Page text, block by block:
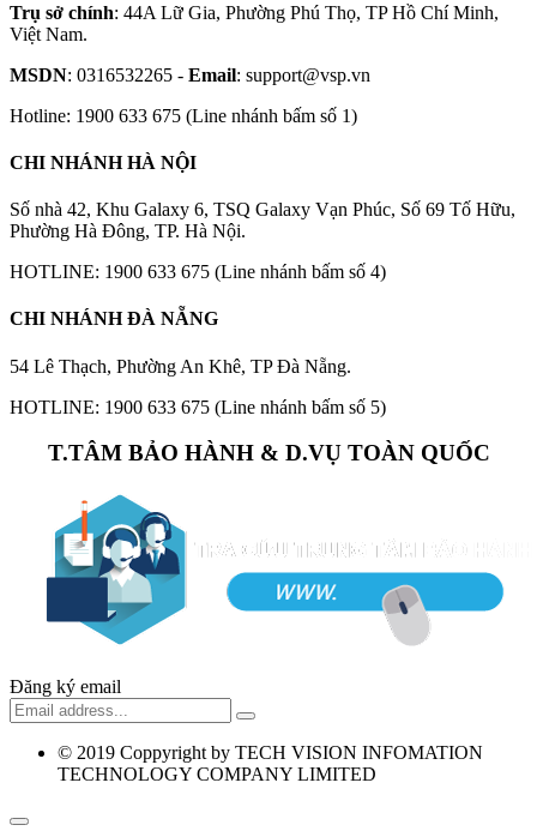
Trụ sở chính: 44A Lữ Gia, Phường Phú Thọ, TP Hồ Chí Minh,
Việt Nam.
MSDN: 0316532265 - Email: support@vsp.vn
Hotline: 1900 633 675 (Line nhánh bấm số 1)
CHI NHÁNH HÀ NỘI
Số nhà 42, Khu Galaxy 6, TSQ Galaxy Vạn Phúc, Số 69 Tố Hữu,
Phường Hà Đông, TP. Hà Nội.
HOTLINE: 1900 633 675 (Line nhánh bấm số 4)
CHI NHÁNH ĐÀ NẴNG
54 Lê Thạch, Phường An Khê, TP Đà Nẵng.
HOTLINE: 1900 633 675 (Line nhánh bấm số 5)
T.TÂM BẢO HÀNH & D.VỤ TOÀN QUỐC
Đăng ký email
© 2019 Coppyright by TECH VISION INFOMATION
TECHNOLOGY COMPANY LIMITED